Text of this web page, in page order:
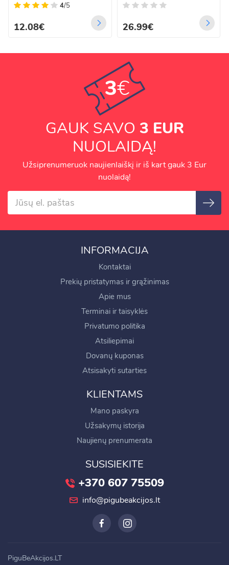
4/5
12.08€ 26.99€
3€
GAUK SAVO 3 EUR
NUOLAIDĄ!
Užsiprenumeruok naujienlaiškį ir iš kart gauk 3 Eur
nuolaidą!
INFORMACIJA
Kontaktai
Prekių pristatymas ir grąžinimas
Apie mus
Terminai ir taisyklės
Privatumo politika
Atsiliepimai
Dovanų kuponas
Atsisakyti sutarties
KLIENTAMS
Mano paskyra
Užsakymų istorija
Naujienų prenumerata
SUSISIEKITE
+370 607 75509
info@pigubeakcijos.lt
PiguBeAkcijos.LT